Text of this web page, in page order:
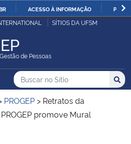
IR
ACESSO À INFORMAÇÃO
Pública
SÍTIOS DA UFSM
de Pessoas
do Sítio
Busca
Buscar no no Sítio
Busca:
PROGEP > Retratos da
promove Mural